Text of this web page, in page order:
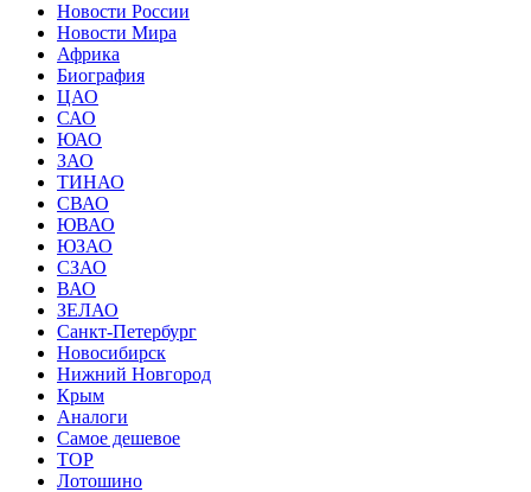
Новости России
Новости Мира
Африка
Биография
ЦАО
САО
ЮАО
ЗАО
ТИНАО
СВАО
ЮВАО
ЮЗАО
СЗАО
ВАО
ЗЕЛАО
Санкт-Петербург
Новосибирск
Нижний Новгород
Крым
Аналоги
Самое дешевое
TOP
Лотошино